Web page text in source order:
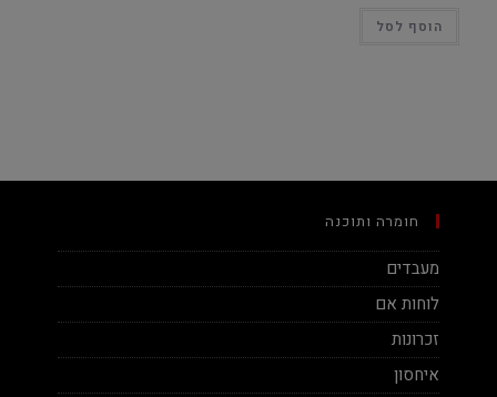
הוסף לסל
חומרה ותוכנה
מעבדים
לוחות אם
זכרונות
איחסון